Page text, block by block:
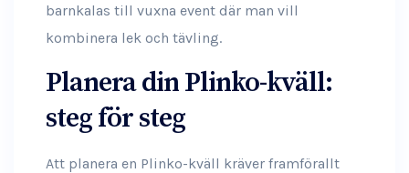
barnkalas till vuxna event där man vill
kombinera lek och tävling.
Planera din Plinko-kväll:
steg för steg
Att planera en Plinko-kväll kräver framförallt